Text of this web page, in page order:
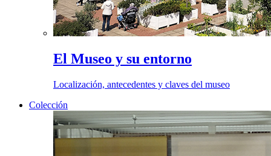
El Museo y su entorno
Localización, antecedentes y claves del museo
Colección